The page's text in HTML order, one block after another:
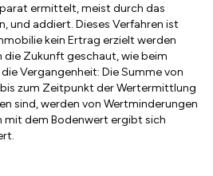
ermittelt, meist durch das
und addiert. Dieses Verfahren ist
kein Ertrag erzielt werden
die Zukunft geschaut, wie beim
Vergangenheit: Die Summe von
zum Zeitpunkt der Wertermittlung
sind, werden von Wertminderungen
mit dem Bodenwert ergibt sich